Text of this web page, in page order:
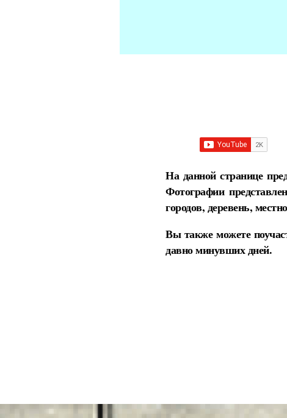
На данной странице
Фотографии
городов, деревень,
Вы также можете
давно минувших дней.